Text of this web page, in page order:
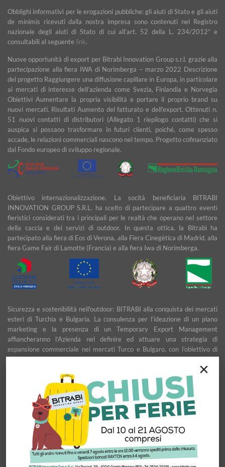
×
Obblighi informativi per le erogazioni pubbliche: gli aiuti di Stato e gli aiuti
de minimis ricevuti dalla nostra impresa sono contenuti nel Registro
nazionale degli aiuti di Stato di cui all’art. 52 della L. 234/2012” e
consultabili al seguente link.
Nuove opportunità di export per Bitrabi Innovation Group s.r.l. grazie alla
partecipazione alla fiera IWA di Norimberga – marzo 2022 Descrizione
del progetto Raggiungere una diffusione capillare in Europa, in particolare
ai mercati di interesse dell’azienda come Svezia, Finlandia e Norvegia
Obiettivi Aumentare la propria visibilità e portare il proprio brand su
nuovi mercati. Risultati Aumento del fatturato e dell’export. Ottenuti n.
51 nuovi contatti di distributori (Allegato 1 riepilogo contatti) che si
auspica si possano trasformare in futuri clienti, poiché, come spesso
accade, le relazioni commerciali nascono nel tempo. Progetto cofinanziato
dal Fondo europeo di sviluppo regionale.
Obiettivo internazionalizzazione. La socità beneficiaria BITRABI
INNOVATION GROUP S.R.L. ha scelto di partecipare a quattro eventi
fieristici considerati tra i principali per le realtà che operano nel settore
della caccia e dei servizi di outdoor. In questa ottica, la Bitrabì ha
partecipato alla fiera di Eos di Verona, alla Fiera Cinegètica di Madrid, alla
fiera Game Fair di Lamotte (Francia) e alla fiera Iwa di Norimberga.
Sicurezza e sostenibilità nell'outdoor: BITRABI alla conquista dei mercati
esteri di Turchia e Bulgaria. La consulenza per l’ideazione di un piano
marketing e la presenza di un Temporary Export Management
affiancheranno l’Azienda nel definire ed attuare una strategia di
espansione commerciale nei mercati Turco e Bulgaro, con l’obiettivo di
garantire uno sviluppo stabile e duraturo.